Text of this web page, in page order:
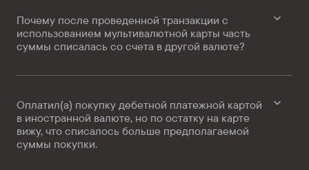
Почему после проведенной транзакции с
использованием мультивалютной карты часть
суммы списалась со счета в другой валюте?
Оплатил(а) покупку дебетной платежной картой
в иностранной валюте, но по остатку на карте
вижу, что списалось больше предполагаемой
суммы покупки.